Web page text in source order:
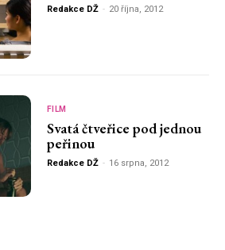
Redakce DŽ - 20 října, 2012
FILM
Svatá čtveřice pod jednou
peřinou
Redakce DŽ - 16 srpna, 2012